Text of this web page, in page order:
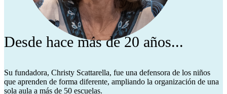
Desde hace más de 20 años...
Su fundadora, Christy Scattarella, fue una defensora de los niños
que aprenden de forma diferente, ampliando la organización de una
sola aula a más de 50 escuelas.